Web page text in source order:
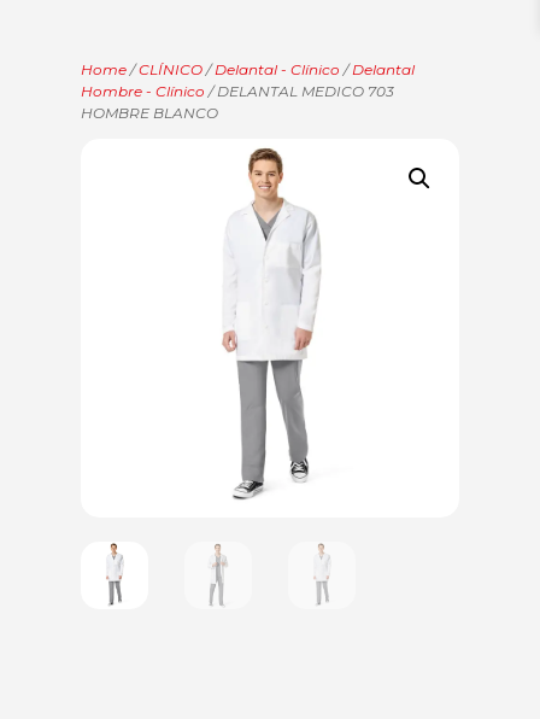
Home /CLÍNICO /Delantal - Clínico /Delantal
Hombre - Clínico / DELANTAL MEDICO 703
HOMBRE BLANCO